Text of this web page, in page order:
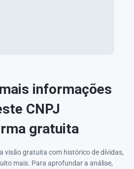
informações
CNPJ
gratuita
visão gratuita com histórico de dívidas,
mais. Para aprofundar a análise,